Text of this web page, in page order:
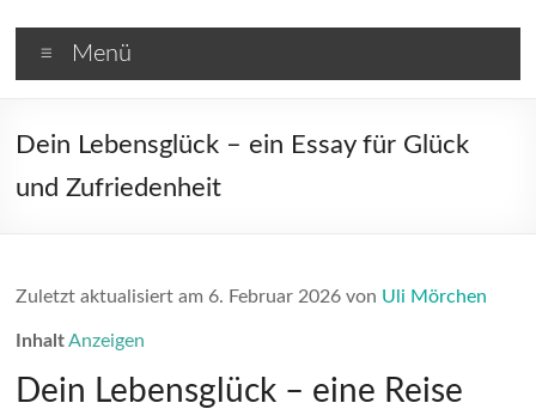
springen
Hypnose
Barnim
Gewichtsreduktion
und
Brandenburg
Menü
Dein Lebensglück – ein Essay für Glück
und Zufriedenheit
Zuletzt aktualisiert am 6. Februar 2026 von Uli Mörchen
Inhalt Anzeigen
Dein Lebensglück – eine Reise